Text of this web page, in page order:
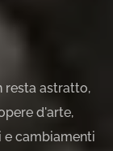
resta astratto,
d'arte,
e cambiamenti